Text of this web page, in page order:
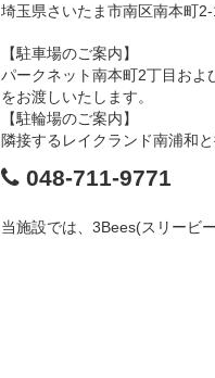
埼玉県さいたま市南区南本町
【駐車場のご案内】
パークネット南本町2丁目およ
をお渡しいたします。
【駐輪場のご案内】
隣接するレイクランド南浦和
048-711-9771
当施設では、3Bees(スリービ